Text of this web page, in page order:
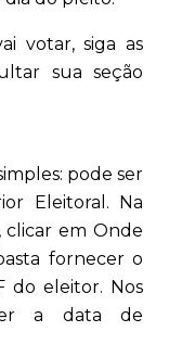
votar, siga as
sua seção
pode ser
Eleitoral. Na
clicar em Onde
fornecer o
do eleitor. Nos
a data de